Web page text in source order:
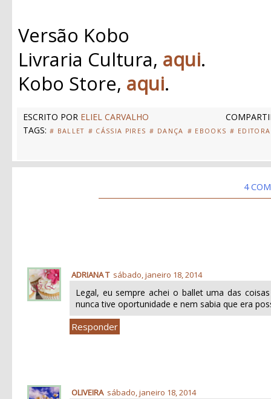
Versão Kobo
Livraria Cultura, aqui.
Kobo Store, aqui.
ESCRITO POR ELIEL CARVALHO
TAGS: # BALLET # CÁSSIA PIRES # DANÇA # EBOOKS #
4
ADRIANA T sábado, janeiro 18, 2014
Legal, eu sempre achei o ballet uma das
nunca tive oportunidade e nem sabia que era
Responder
OLIVEIRA sábado, janeiro 18, 2014